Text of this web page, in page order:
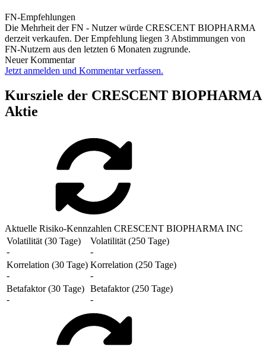
FN-Empfehlungen
Die Mehrheit der FN - Nutzer würde CRESCENT BIOPHARMA
derzeit verkaufen. Der Empfehlung liegen 3 Abstimmungen von
FN-Nutzern aus den letzten 6 Monaten zugrunde.
Neuer Kommentar
Jetzt anmelden und Kommentar verfassen.
Kursziele der CRESCENT BIOPHARMA
Aktie
Aktuelle Risiko-Kennzahlen CRESCENT BIOPHARMA INC
Volatilität (30 Tage)
-
Volatilität (250 Tage)
-
Korrelation (30 Tage)
-
Korrelation (250 Tage)
-
Betafaktor (30 Tage)
-
Betafaktor (250 Tage)
-